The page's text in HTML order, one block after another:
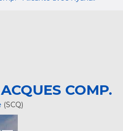
COMP.
(SCQ)